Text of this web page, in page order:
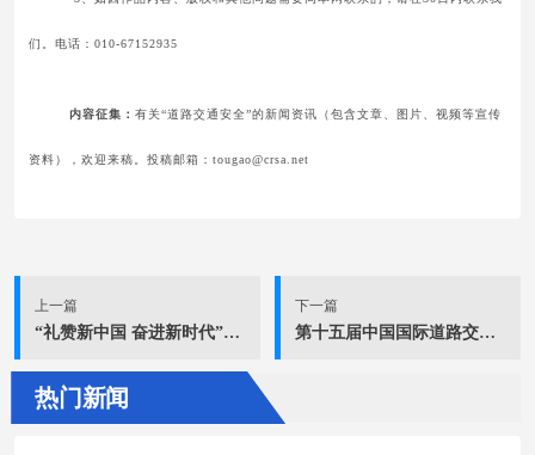
们。电话：010-67152935
内容征集： 有关“道路交通安全”的新闻资讯（包含文章、图片、视频等宣传
资料），欢迎来稿。投稿邮箱：tougao@crsa.net
上一篇
“礼赞新中国 奋进新时代”——全国性行业协会商会庆祝新中国成立75周年文艺汇演举行
下一篇
第十五届中国国际道路交通安全产品博览会新闻中心媒体服务项目 招标公告
热门新闻